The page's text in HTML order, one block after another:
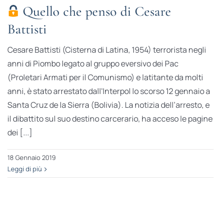
Quello che penso di Cesare
Battisti
Cesare Battisti (Cisterna di Latina, 1954) terrorista negli
anni di Piombo legato al gruppo eversivo dei Pac
(Proletari Armati per il Comunismo) e latitante da molti
anni, è stato arrestato dall'Interpol lo scorso 12 gennaio a
Santa Cruz de la Sierra (Bolivia). La notizia dell’arresto, e
il dibattito sul suo destino carcerario, ha acceso le pagine
dei [...]
18 Gennaio 2019
Leggi di più